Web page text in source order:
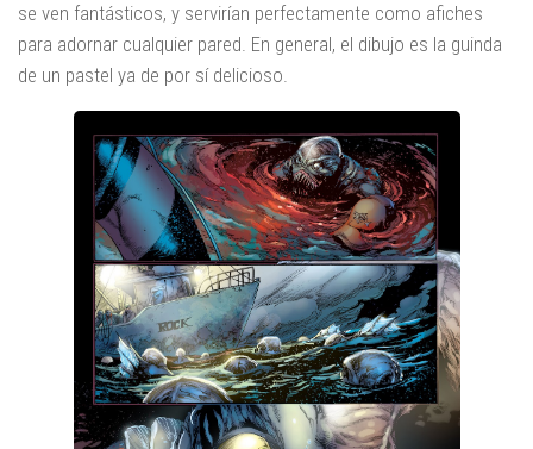
se ven fantásticos, y servirían perfectamente como afiches
para adornar cualquier pared. En general, el dibujo es la guinda
de un pastel ya de por sí delicioso.